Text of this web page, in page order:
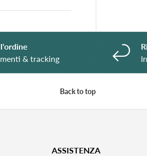
& tracking
Back to top
ASSISTENZA